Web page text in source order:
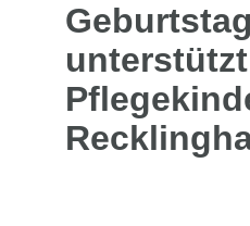
unterstützt